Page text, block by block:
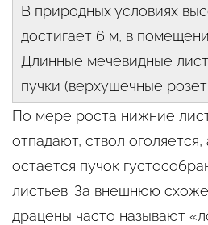
В природных условиях
достигает 6 м, в
Длинные мечевидные
пучки (верхушечные
По мере роста нижние
отпадают, ствол
остается пучок
листьев. За внешнюю
драцены часто называют